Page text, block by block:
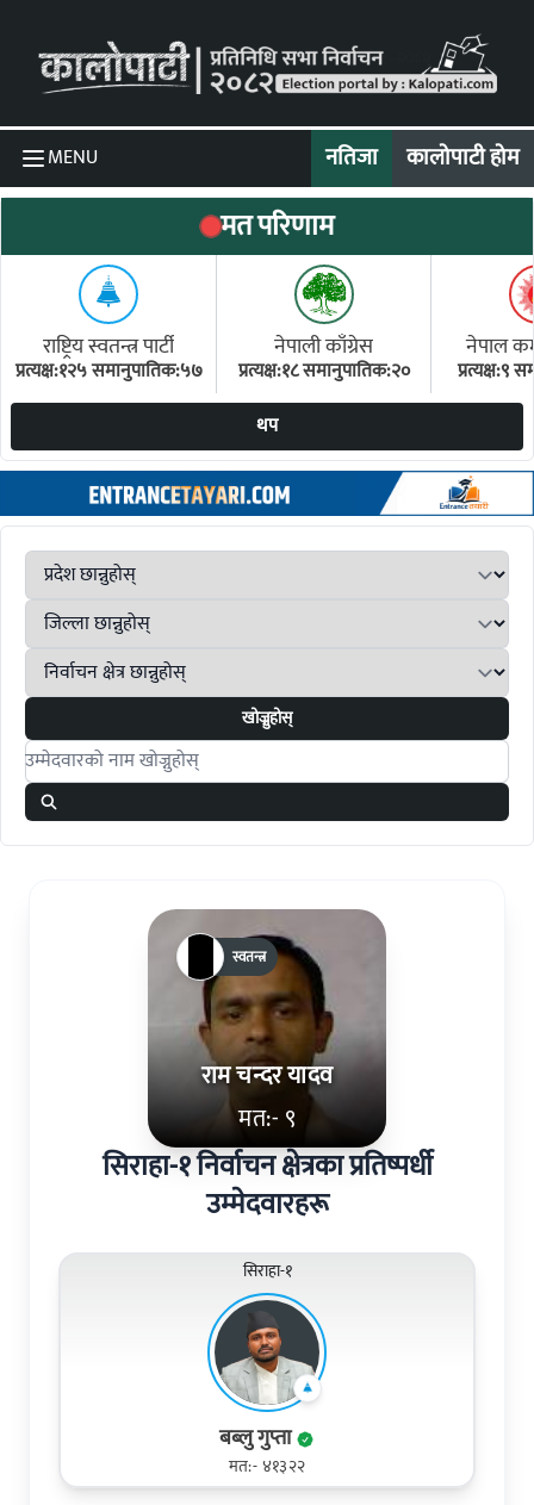
MENU नतिजा कालोपाटी होम
मत परिणाम
राष्ट्रिय स्वतन्त्र पार्टी
प्रत्यक्ष:१२५ समानुपातिक:५७
नेपाली काँग्रेस
प्रत्यक्ष:१८ समानुपातिक:२०
नेपाल
प्रत्यक्ष:९
थप
खोज्नुहोस्
Search candidates
राम चन्दर यादव
मत:- ९
स्वतन्त्र
सिराहा-१ निर्वाचन क्षेत्रका प्रतिष्पर्धी
उम्मेदवारहरू
सिराहा-१
बब्लु गुप्ता
मत:- ४१३२२